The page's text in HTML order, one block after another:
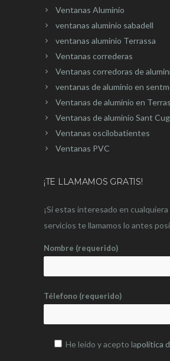
Ventanas Aluminio
ventanas aluminio sabadell
ventanas aluminio Terrassa
Ventanas correderas
Ventanas corredoras de
ventanas de aluminio en
Ventanas de aluminio en
Ventanas de aluminio Sant
Ventanas oscilobatientes
Ventanas PVC
¡TE LLAMAMOS GRATIS!
¡Si estas interesado en
servicios te llamamos lo antes
Nombre (requerido)
Télefono (requerido)
He leído y acepto lapolítica